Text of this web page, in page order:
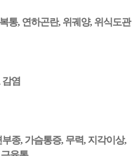
통, 연하곤란, 위궤양, 위식도관
염
종, 가슴통증, 무력, 지각이상,